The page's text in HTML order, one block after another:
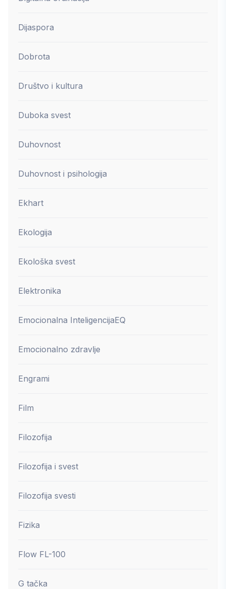
Dijaspora
Dobrota
Društvo i kultura
Duboka svest
Duhovnost
Duhovnost i psihologija
Ekhart
Ekologija
Ekološka svest
Elektronika
Emocionalna InteligencijaEQ
Emocionalno zdravlje
Engrami
Film
Filozofija
Filozofija i svest
Filozofija svesti
Fizika
Flow FL-100
G tačka